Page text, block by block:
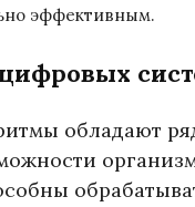
эффективным.
обладают